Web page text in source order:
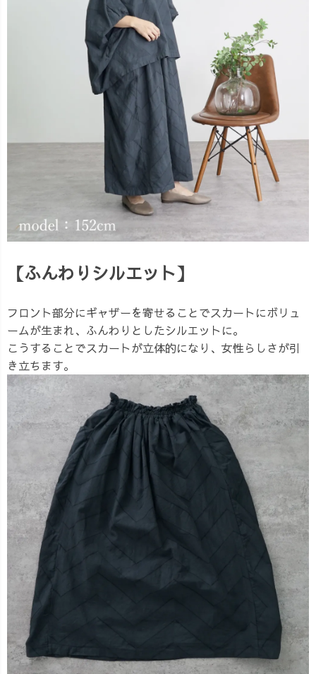
【ふんわりシルエット】
フロント部分にギャザーを寄せることでスカートにボリュ
ームが生まれ、ふんわりとしたシルエットに。
こうすることでスカートが立体的になり、女性らしさが引
き立ちます。